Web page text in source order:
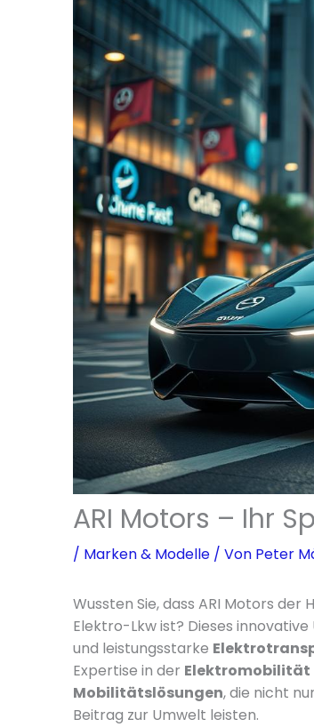
ARI Motors – Ihr
/ Marken & Modelle/ Von Peter
Wussten Sie, dass ARI Motors
Elektro-Lkw ist? Dieses
und leistungsstarke
Expertise in der Elektromobilität
Mobilitätslösungen, die nicht
Beitrag zur Umwelt leisten.